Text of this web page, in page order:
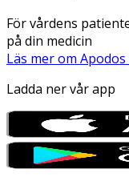
För vårdens
på din medicin
Läs mer om
Ladda ner vår app